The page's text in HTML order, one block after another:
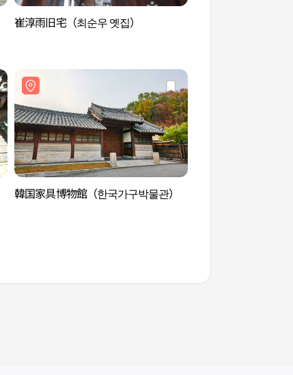
崔淳雨旧宅（최순우 옛집）
韓国家具博物館（한국가구박물관）